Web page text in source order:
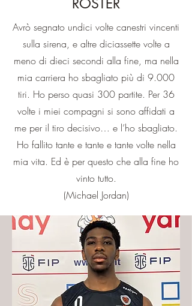
ROSTER
Avrò segnato undici volte canestri vincenti
sulla sirena, e altre diciassette volte a
meno di dieci secondi alla fine, ma nella
mia carriera ho sbagliato più di 9.000
tiri. Ho perso quasi 300 partite. Per 36
volte i miei compagni si sono affidati a
me per il tiro decisivo… e l’ho sbagliato.
Ho fallito tante e tante e tante volte nella
mia vita. Ed è per questo che alla fine ho
vinto tutto.
(Michael Jordan)